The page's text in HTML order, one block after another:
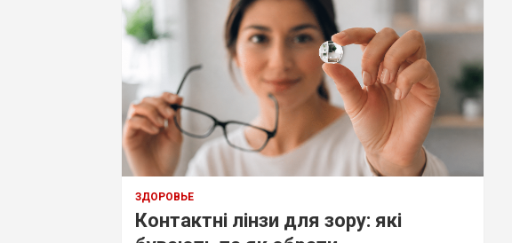
ЗДОРОВЬЕ
Контактні лінзи для зору: які